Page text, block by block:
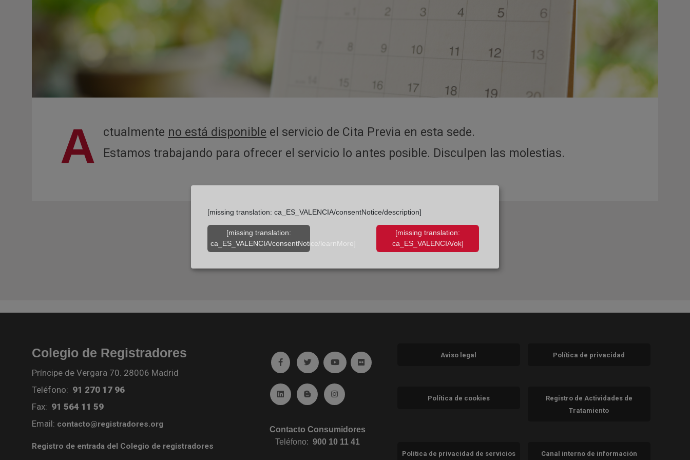
A ctualmente no está disponible el servicio de Cita Previa en esta sede.
Estamos trabajando para ofrecer el servicio lo antes posible. Disculpen las molestias.
Colegio de Registradores
Príncipe de Vergara 70. 28006 Madrid
Teléfono: 91 270 17 96
Fax: 91 564 11 59
Email: contacto@registradores.org
Registro de entrada del Colegio de registradores
Ir a facebook (abre en ventana nueva)
Ir a twitter (abre en ventana nueva)
Ir a YouTube (abre en ventana nueva)
Ir a Flickr (abre en ventana nueva)
Ir a Linkedin (abre en ventana nueva)
Ir al Blog (abre en ventana nueva)
Ir a Instagram (abre en ventana nueva)
Contacto Consumidores
Teléfono:900 10 11 41
Aviso legal Política de privacidad
Política de cookies
Registro de Actividades de
Tratamiento
Política de privacidad de servicios Canal interno de información
[missing translation: ca_ES_VALENCIA/consentNotice/description]
[missing translation:
ca_ES_VALENCIA/consentNotice/learnMore]
[missing translation:
ca_ES_VALENCIA/ok]